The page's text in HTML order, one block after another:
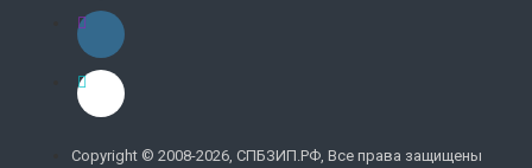
Copyright © 2008-2026, СПБЗИП.РФ, Все права защищены